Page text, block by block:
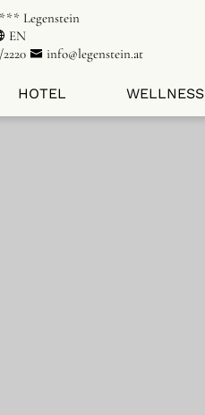
Legenstein
EN
2220 info@legenstein.at
HOTEL WELLNESS